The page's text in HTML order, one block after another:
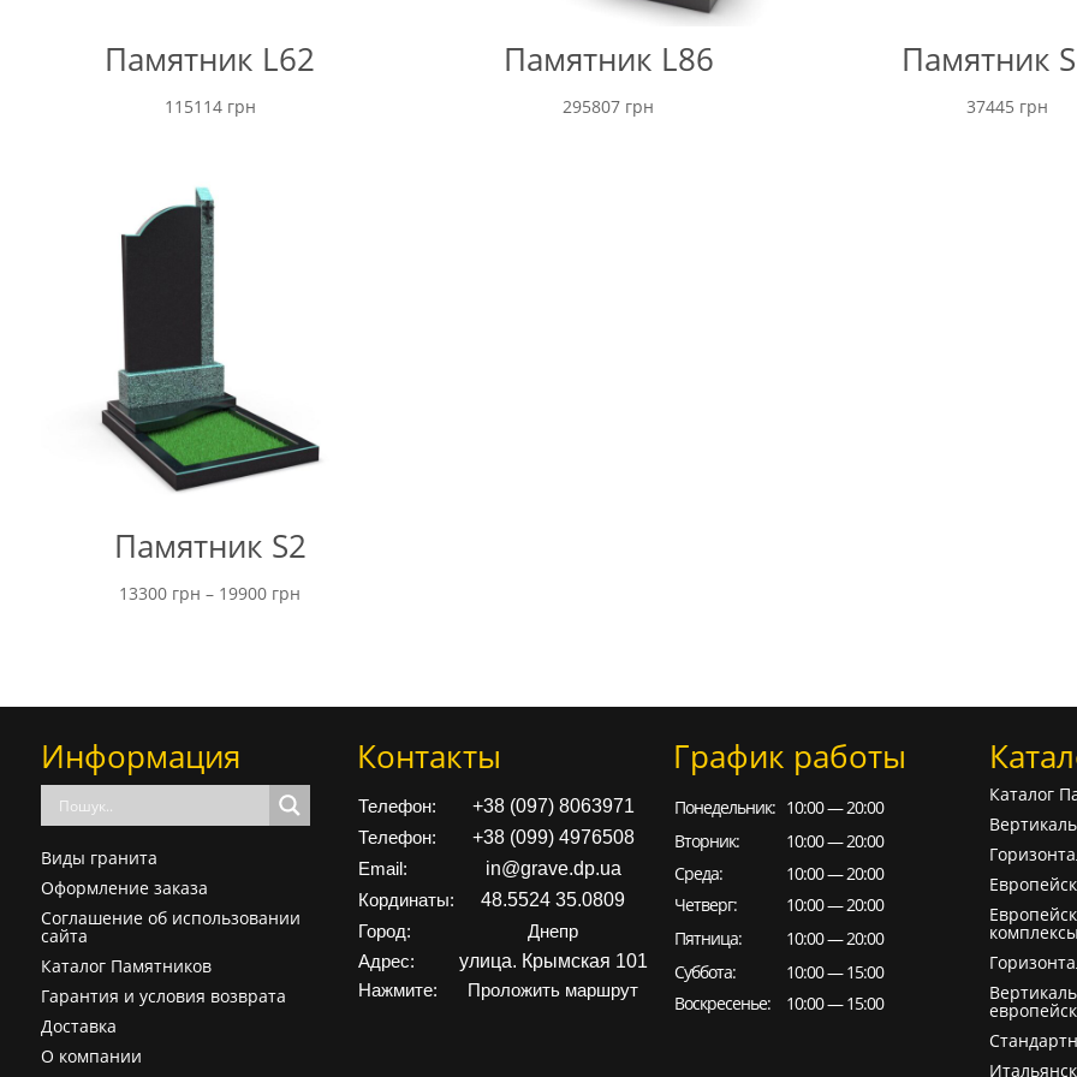
Памятник L62
115114 грн
Памятник L86
295807 грн
Памятник
37445 грн
Памятник S2
13300 грн – 19900 грн
19900 грн
Информация
Виды гранита
Оформление заказа
Соглашение об использовании
сайта
Каталог Памятников
Гарантия и условия возврата
Доставка
О компании
Контакты
Телефон: +38 (097) 8063971
Телефон: +38 (099) 4976508
Email: in@grave.dp.ua
Кординаты: 48.5524 35.0809
Город:
Днепр
Адрес:
улица. Крымская 101
Нажмите: Проложить маршрут
График работы
Понедельник: 10:00 — 20:00
Вторник:
10:00 — 20:00
Среда:
10:00 — 20:00
Четверг:
10:00 — 20:00
Пятница:
10:00 — 20:00
Суббота:
10:00 — 15:00
Воскресенье:
10:00 — 15:00
Каталог